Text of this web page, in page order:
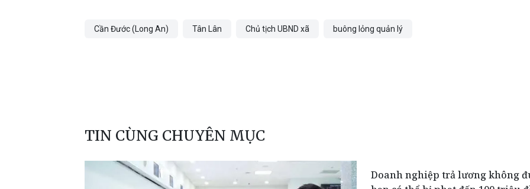
Cần Đước (Long An) Tân Lân Chủ tịch UBND xã buông lỏng quản lý
TIN CÙNG CHUYÊN MỤC
Doanh nghiệp trả lương không